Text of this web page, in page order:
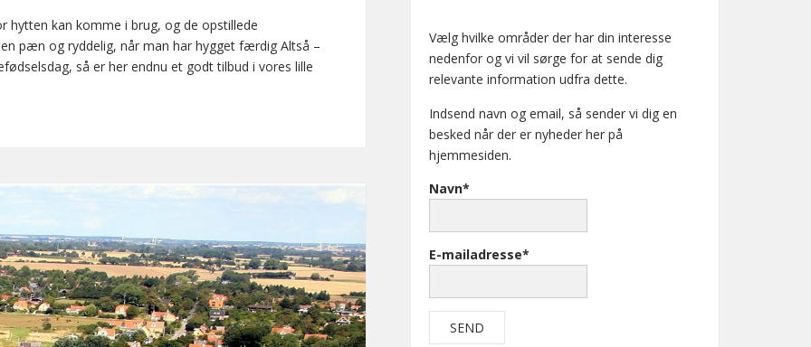
hytten kan komme i brug, og de opstillede
pæn og ryddelig, når man har hygget færdig Altså –
så er her endnu et godt tilbud i vores lille
Vælg hvilke områder der har din interesse
nedenfor og vi vil sørge for at sende dig
relevante information udfra dette.
Indsend navn og email, så sender vi dig en
besked når der er nyheder her på
hjemmesiden.
Navn*
E-mailadresse*